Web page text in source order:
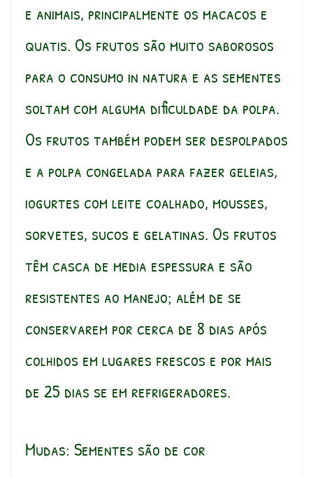
e animais, principalmente os macacos e
quatis. Os frutos são muito saborosos
para o consumo in natura e as sementes
soltam com alguma dificuldade da polpa.
Os frutos também podem ser despolpados
e a polpa congelada para fazer geleias,
iogurtes com leite coalhado, mousses,
sorvetes, sucos e gelatinas. Os frutos
têm casca de media espessura e são
resistentes ao manejo; além de se
conservarem por cerca de 8 dias após
colhidos em lugares frescos e por mais
de 25 dias se em refrigeradores.
Mudas: Sementes são de cor